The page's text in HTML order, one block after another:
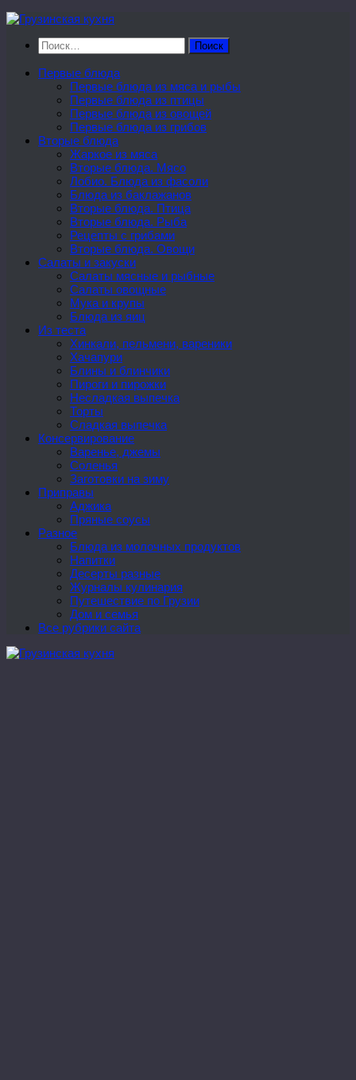
Перейти
содержимому
Найти:
Первые блюда
Первые блюда из мяса и рыбы
Первые блюда из птицы
Первые блюда из овощей
Первые блюда из грибов
Вторые блюда
Жаркое из мяса
Вторые блюда. Мясо
Лобио. Блюда из фасоли
Блюда из баклажанов
Вторые блюда. Птица
Вторые блюда. Рыба
Рецепты с грибами
Вторые блюда. Овощи
Салаты и закуски
Салаты мясные и рыбные
Салаты овощные
Мука и крупы
Блюда из яиц
Из теста
Хинкали, пельмени, вареники
Хачапури
Блины и блинчики
Пироги и пирожки
Несладкая выпечка
Торты
Сладкая выпечка
Консервирование
Варенье, джемы
Соленья
Заготовки на зиму
Приправы
Аджика
Пряные соусы
Разное
Блюда из молочных продуктов
Напитки
Десерты разные
Журналы кулинария
Путешествие по Грузии
Дом и семья
Все рубрики сайта